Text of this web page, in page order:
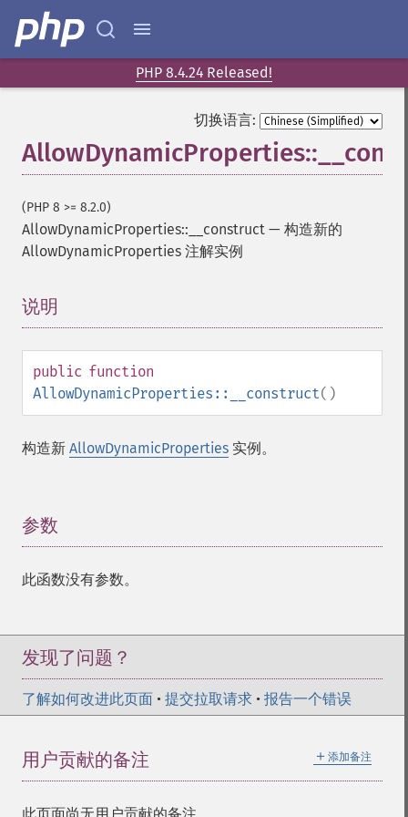
PHP 8.4.24 Released!
切换语言:
(PHP 8 >= 8.2.0)
AllowDynamicProperties::__construct — 构造新的
AllowDynamicProperties 注解实例
说明
public function
AllowDynamicProperties::__construct()
构造新 AllowDynamicProperties 实例。
参数
此函数没有参数。
发现了问题？
了解如何改进此页面 • 提交拉取请求 • 报告一个错误
＋ 添加备注
用户贡献的备注